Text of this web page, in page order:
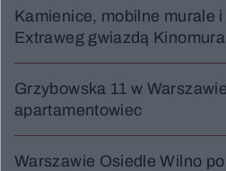
Kamienice, mobilne murale
Extraweg gwiazdą
Grzybowska 11 w
apartamentowiec
Warszawie Osiedle Wilno